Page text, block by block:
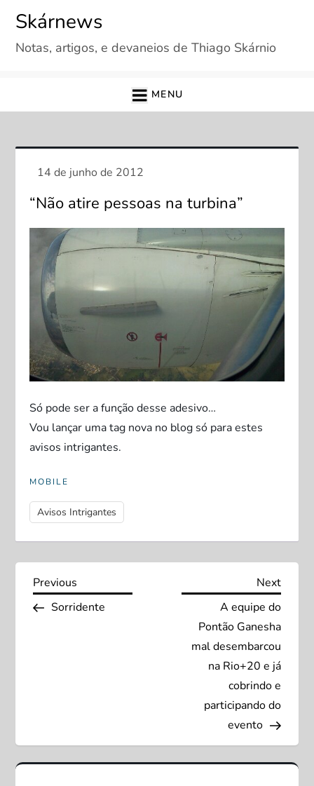
content
Skárnews
Notas, artigos, e devaneios de Thiago Skárnio
MENU
“Não atire pessoas na turbina”
Só pode ser a função desse adesivo…
Vou lançar uma tag nova no blog só para estes
avisos intrigantes.
MOBILE
Avisos Intrigantes
N
a
a
Previous
Post
Previous
Sorridente
Next
Next
A equipe do
Pontão Ganesha
mal desembarcou
na Rio+20 e já
cobrindo e
participando do
evento